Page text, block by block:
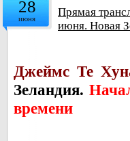
28
июня
Прямая
июня. Новая
Джеймс Те
Зеландия.
времени